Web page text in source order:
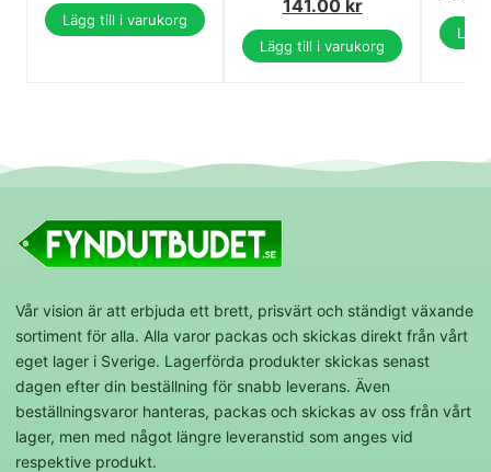
Lägg till i varukorg
141.00 kr
Lägg till i varukorg
Vår vision är att erbjuda ett brett, prisvärt och ständigt växande
sortiment för alla. Alla varor packas och skickas direkt från vårt
eget lager i Sverige. Lagerförda produkter skickas senast
dagen efter din beställning för snabb leverans. Även
beställningsvaror hanteras, packas och skickas av oss från vårt
lager, men med något längre leveranstid som anges vid
respektive produkt.